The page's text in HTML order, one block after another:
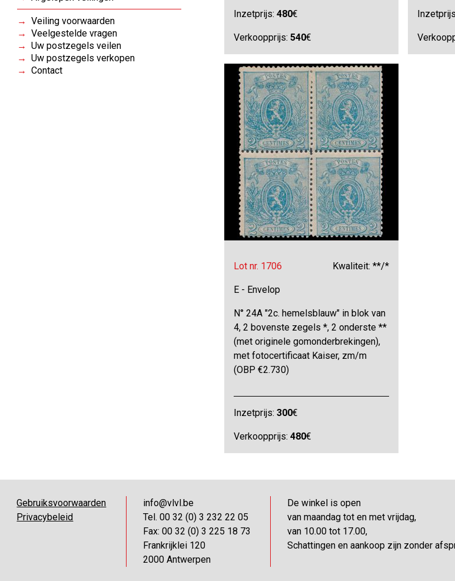
Veiling voorwaarden
Veelgestelde vragen
Uw postzegels veilen
Uw postzegels verkopen
Contact
Inzetprijs:480€
Verkoopprijs:540€
Lot nr. 1706 Kwaliteit: **/*
E - Envelop
N° 24A "2c. hemelsblauw" in blok van
4, 2 bovenste zegels *, 2 onderste **
(met originele gomonderbrekingen),
met fotocertificaat Kaiser, zm/m
(OBP €2.730)
Inzetprijs:300€
Verkoopprijs:480€
Gebruiksvoorwaarden
Privacybeleid
info@vlvl.be
Tel. 00 32 (0) 3 232 22 05
Fax: 00 32 (0) 3 225 18 73
Frankrijklei 120
2000 Antwerpen
De winkel is open
van maandag tot en met vrijdag,
van 10.00 tot 17.00,
Schattingen en aankoop zijn zonder